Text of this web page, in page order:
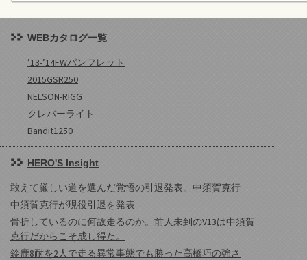
WEBカタログ一覧
’13-’14FWパンフレット
2015GSR250
NELSON-RIGG
クレバーライト
Bandit1250
HERO'S Insight
敢えて厳しい道を選んだ覚悟の引退発表。中須賀克行
中須賀克行が現役引退を発表
骨折しているのに何故走るのか。前人未到のV13は中須賀
克行だからこそ成し得た。
鈴鹿8耐を2人で走る異常事態でも勝った高橋巧の強さ